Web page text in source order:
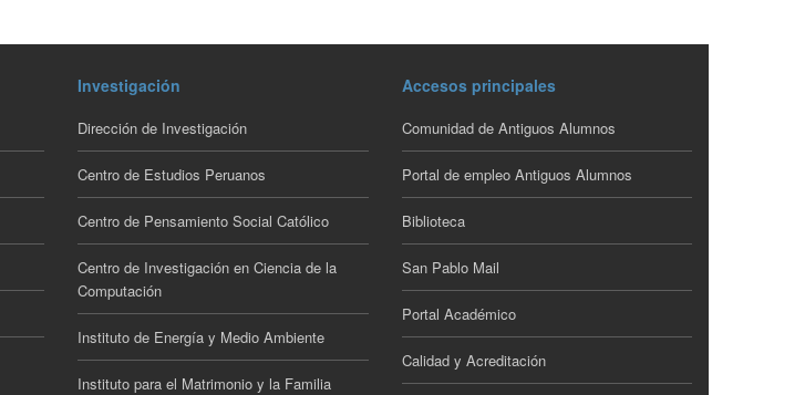
Investigación
Dirección de Investigación
Centro de Estudios Peruanos
Centro de Pensamiento Social Católico
Centro de Investigación en Ciencia de la
Computación
Instituto de Energía y Medio Ambiente
Instituto para el Matrimonio y la Familia
Accesos principales
Comunidad de Antiguos Alumnos
Portal de empleo Antiguos Alumnos
Biblioteca
San Pablo Mail
Portal Académico
Calidad y Acreditación